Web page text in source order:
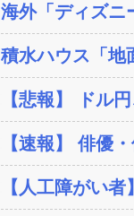
海外「ディズニ
積水ハウス「
【悲報】 ドル
【速報】 俳優
【人工障がい